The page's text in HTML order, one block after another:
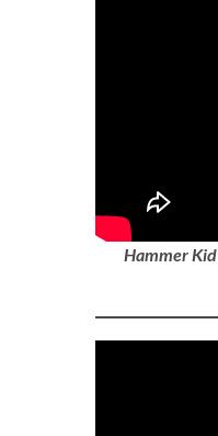
Hammer Kid